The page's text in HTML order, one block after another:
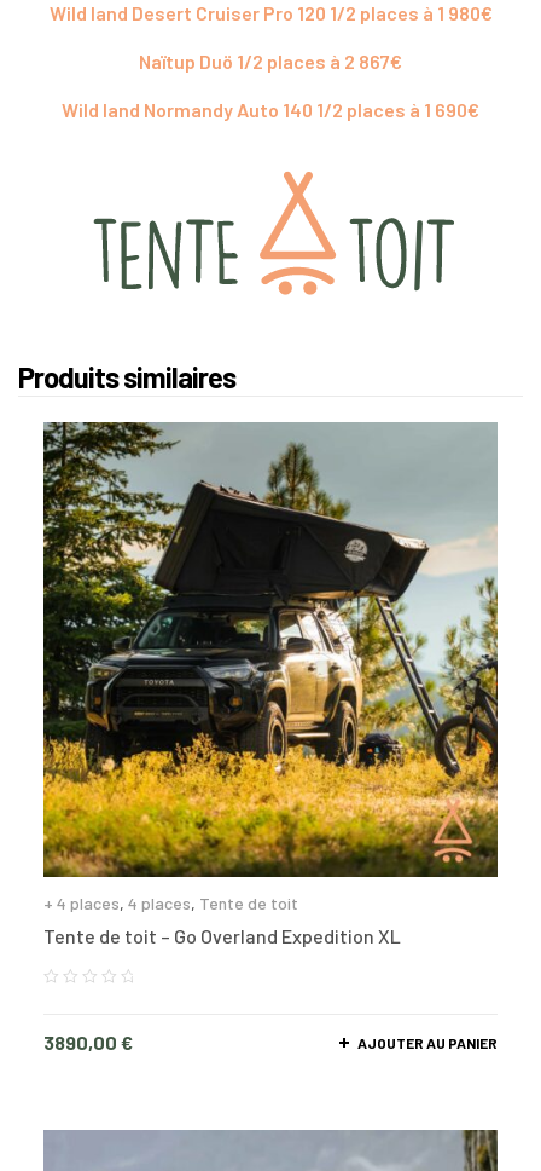
Wild land Desert Cruiser Pro 120 1/2 places à 1 980€
Naïtup Duö 1/2 places à 2 867€
Wild land Normandy Auto 140 1/2 places à 1 690€
Produits similaires
+ 4 places, 4 places, Tente de toit
Tente de toit – Go Overland Expedition XL
3890,00 € AJOUTER AU PANIER